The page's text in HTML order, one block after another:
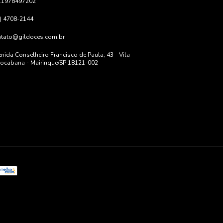
4708-2144
Conselheiro Francisco de Paula, 43 - Vila
- Mairinque/SP 18121-002